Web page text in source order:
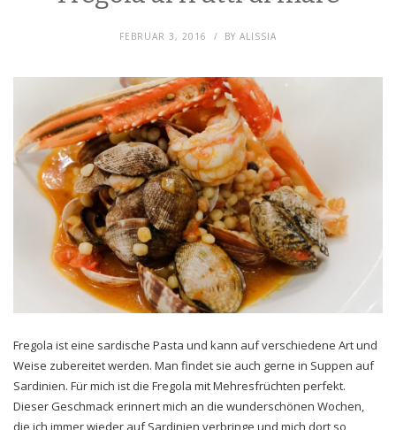
FEBRUAR 3, 2016 BY ALISSIA
Fregola ist eine sardische Pasta und kann auf verschiedene Art und
Weise zubereitet werden. Man findet sie auch gerne in Suppen auf
Sardinien. Für mich ist die Fregola mit Mehresfrüchten perfekt.
Dieser Geschmack erinnert mich an die wunderschönen Wochen,
die ich immer wieder auf Sardinien verbringe und mich dort so